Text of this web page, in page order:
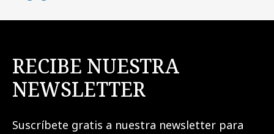
RECIBE NUESTRA
NEWSLETTER
Suscríbete gratis a nuestra newsletter para